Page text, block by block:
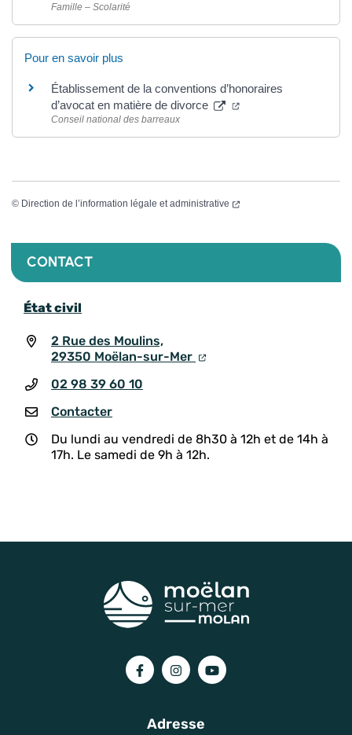
Famille – Scolarité
Pour en savoir plus
Établissement de la conventions d’honoraires
d’avocat en matière de divorce
Conseil national des barreaux
© Direction de l’information légale et administrative
CONTACT
État civil
2 Rue des Moulins,
29350 Moëlan-sur-Mer
02 98 39 60 10
Contacter
Du lundi au vendredi de 8h30 à 12h et de 14h à
17h. Le samedi de 9h à 12h.
Lien vers le compte Facebook
Lien vers le compte Instagram
Lien vers la chaîne
Adresse